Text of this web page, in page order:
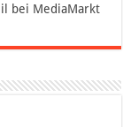
bei MediaMarkt